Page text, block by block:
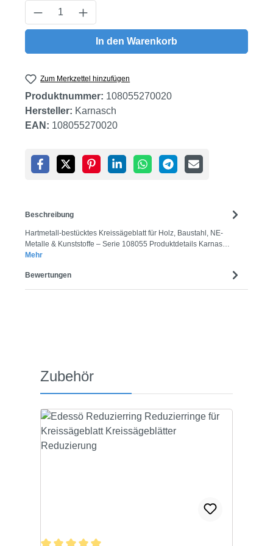
Produkt Anzahl: Gib den gewünschten
In den Warenkorb
Zum Merkzettel hinzufügen
Produktnummer: 108055270020
Hersteller: Karnasch
EAN: 108055270020
Beschreibung
Hartmetall-bestücktes Kreissägeblatt für Holz, Baustahl, NE-
Metalle & Kunststoffe – Serie 108055 Produktdetails Karnas…
Mehr
Bewertungen
Produktgalerie überspringen
Zubehör